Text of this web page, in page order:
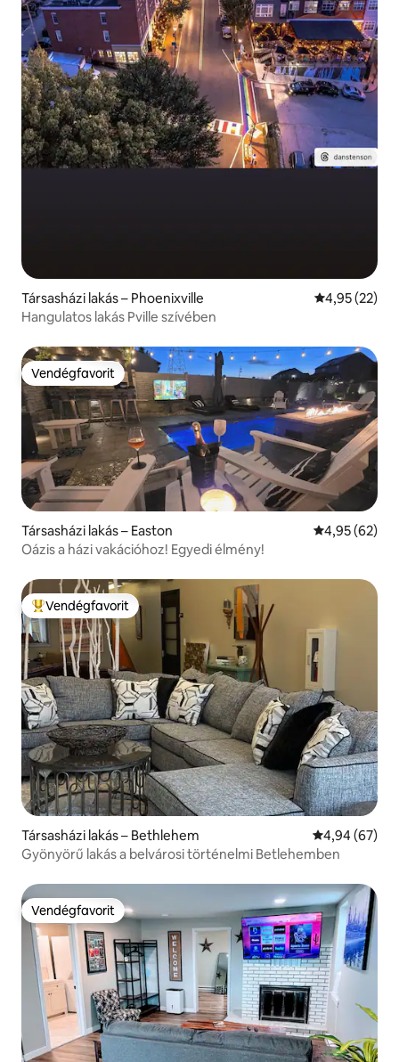
Társasházi lakás – Phoenixville Átlagos
4,95 (22)
Hangulatos lakás Pville szívében
Vendégfavorit
Vendégfavorit
Társasházi lakás – Easton Átlagos
4,95 (62)
Oázis a házi vakációhoz! Egyedi élmény!
Kiemelt vendégfavorit
Vendégfavorit
Társasházi lakás – Bethlehem Átlagos
4,94 (67)
Gyönyörű lakás a belvárosi történelmi Betlehemben
Vendégfavorit
Vendégfavorit